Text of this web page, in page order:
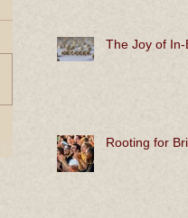
The Joy of In-
Rooting for